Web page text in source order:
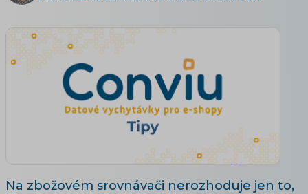
Na zbožovém srovnávači nerozhoduje jen to,